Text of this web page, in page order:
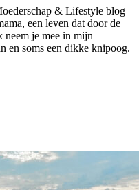
& Lifestyle blog
een leven dat door de
je mee in mijn
en soms een dikke knipoog.